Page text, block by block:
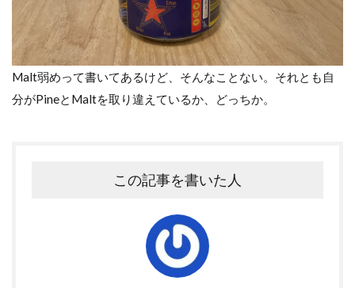
Malt弱めって書いてあるけど、そんなことない。それとも自
分がPineとMaltを取り違えているか、どっちか。
この記事を書いた人